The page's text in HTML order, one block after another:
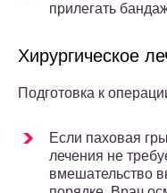
прилегать
Хирургическое
Подготовка к
Если паховая
лечения не
вмешательство